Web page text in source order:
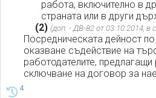
работа, включително в
страната или в други
(2) (доп. - ДВ-82 от 03.10.2014, в
Посредническата дейност
оказване съдействие на
работодателите,
сключване на договор за
4